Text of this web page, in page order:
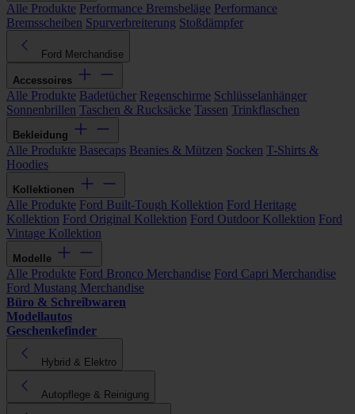
Alle Produkte Performance Bremsbeläge Performance
Bremsscheiben Spurverbreiterung Stoßdämpfer
Ford Merchandise
Accessoires
Alle Produkte Badetücher Regenschirme Schlüsselanhänger
Sonnenbrillen Taschen & Rucksäcke Tassen Trinkflaschen
Bekleidung
Alle Produkte Basecaps Beanies & Mützen Socken T-Shirts &
Hoodies
Kollektionen
Alle Produkte Ford Built-Tough Kollektion Ford Heritage
Kollektion Ford Original Kollektion Ford Outdoor Kollektion Ford
Vintage Kollektion
Modelle
Alle Produkte Ford Bronco Merchandise Ford Capri Merchandise
Ford Mustang Merchandise
Büro & Schreibwaren
Modellautos
Geschenkefinder
Hybrid & Elektro
Autopflege & Reinigung